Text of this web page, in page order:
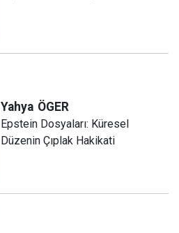
Yahya ÖGER
Epstein Dosyaları: Küresel
Düzenin Çıplak Hakikati